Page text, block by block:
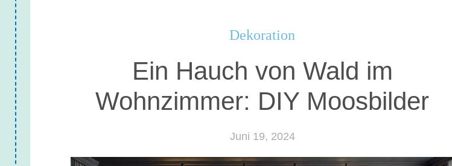
Dekoration
Ein Hauch von Wald im
Wohnzimmer: DIY Moosbilder
Juni 19, 2024